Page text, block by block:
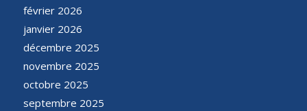
février 2026
janvier 2026
décembre 2025
novembre 2025
octobre 2025
septembre 2025